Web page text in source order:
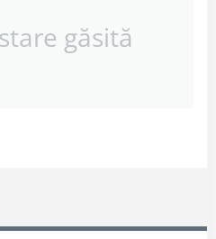
găsită